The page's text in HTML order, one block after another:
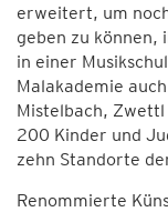
erweitert, um
geben zu können,
in einer
Malakademie
Mistelbach,
200 Kinder und
zehn Standorte
Renommierte